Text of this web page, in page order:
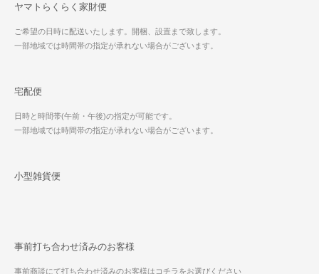
ヤマトらくらく家財便
ご希望の日時に配送いたします。開梱、設置まで致します。
一部地域では時間帯の指定が承れない場合がございます。
宅配便
日時と時間帯(午前・午後)の指定が可能です。
一部地域では時間帯の指定が承れない場合がございます。
小型雑貨便
事前打ち合わせ済みのお客様
事前商談にて打ち合わせ済みのお客様はコチラをお選びください